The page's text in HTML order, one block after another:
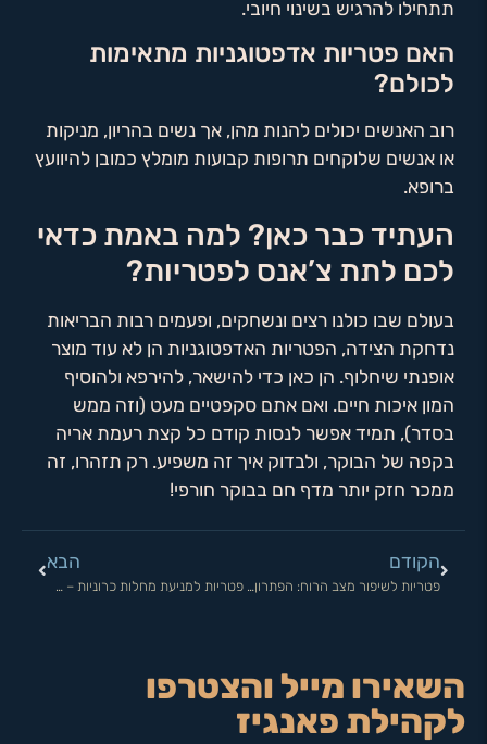
תתחילו להרגיש בשינוי חיובי.
האם פטריות אדפטוגניות מתאימות
לכולם?
רוב האנשים יכולים להנות מהן, אך נשים בהריון, מניקות
או אנשים שלוקחים תרופות קבועות מומלץ כמובן להיוועץ
ברופא.
העתיד כבר כאן? למה באמת כדאי
לכם לתת צ’אנס לפטריות?
בעולם שבו כולנו רצים ונשחקים, ופעמים רבות הבריאות
נדחקת הצידה, הפטריות האדפטוגניות הן לא עוד מוצר
אופנתי שיחלוף. הן כאן כדי להישאר, להירפא ולהוסיף
המון איכות חיים. ואם אתם סקפטיים מעט (וזה ממש
בסדר), תמיד אפשר לנסות קודם כל קצת רעמת אריה
בקפה של הבוקר, ולבדוק איך זה משפיע. רק תזהרו, זה
ממכר חזק יותר מדף חם בבוקר חורפי!
הקודם
פטריות לשיפור מצב הרוח: הפתרון לחרדה שלך!
הבא
פטריות למניעת מחלות כרוניות – הגלה את הסוד הבריאותי!
השאירו מייל והצטרפו
לקהילת פאנגיז